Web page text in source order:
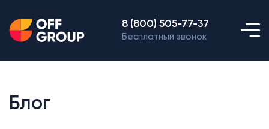
8 (800) 505-77-37
Бесплатный звонок
Блог